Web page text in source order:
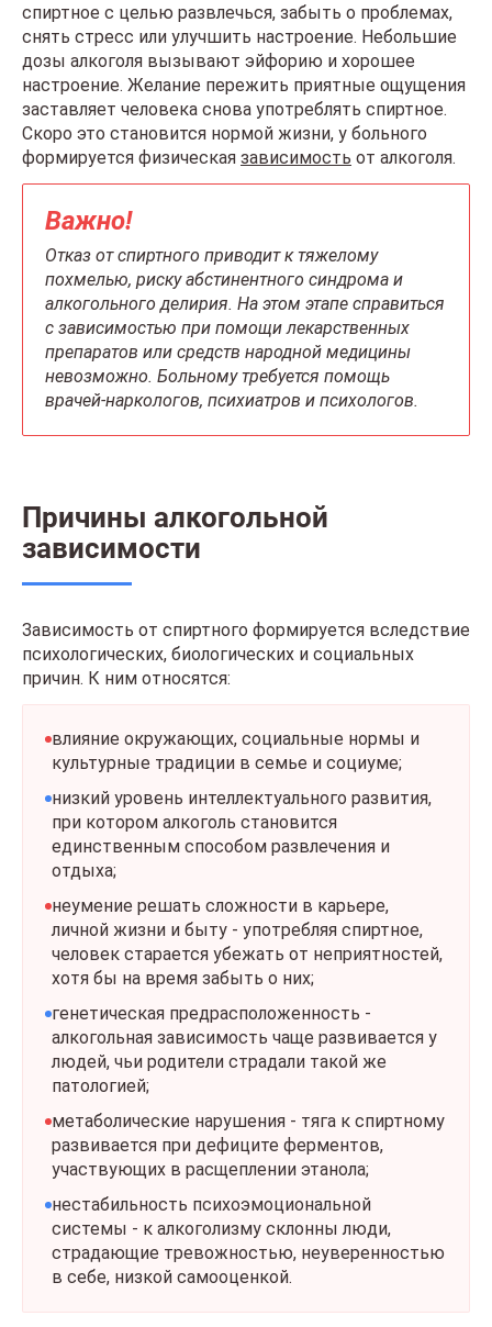
спиртное с целью развлечься, забыть о проблемах,
снять стресс или улучшить настроение. Небольшие
дозы алкоголя вызывают эйфорию и хорошее
настроение. Желание пережить приятные ощущения
заставляет человека снова употреблять спиртное.
Скоро это становится нормой жизни, у больного
формируется физическая зависимость от алкоголя.
Важно!
Отказ от спиртного приводит к тяжелому
похмелью, риску абстинентного синдрома и
алкогольного делирия. На этом этапе справиться
с зависимостью при помощи лекарственных
препаратов или средств народной медицины
невозможно. Больному требуется помощь
врачей-наркологов, психиатров и психологов.
Причины алкогольной
зависимости
Зависимость от спиртного формируется вследствие
психологических, биологических и социальных
причин. К ним относятся:
влияние окружающих, социальные нормы и
культурные традиции в семье и социуме;
низкий уровень интеллектуального развития,
при котором алкоголь становится
единственным способом развлечения и
отдыха;
неумение решать сложности в карьере,
личной жизни и быту - употребляя спиртное,
человек старается убежать от неприятностей,
хотя бы на время забыть о них;
генетическая предрасположенность -
алкогольная зависимость чаще развивается у
людей, чьи родители страдали такой же
патологией;
метаболические нарушения - тяга к спиртному
развивается при дефиците ферментов,
участвующих в расщеплении этанола;
нестабильность психоэмоциональной
системы - к алкоголизму склонны люди,
страдающие тревожностью, неуверенностью
в себе, низкой самооценкой.